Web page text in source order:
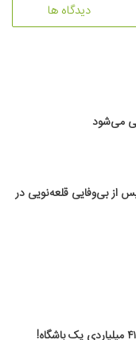
دیدگاه ها
می‌شود
از بی‌وفایی قلعه‌نویی در